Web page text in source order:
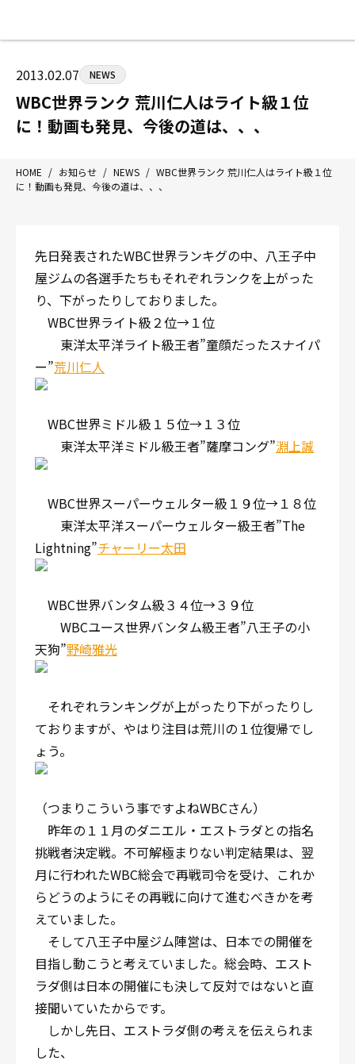
〒192-0072 東京都八王子市南町3-8 第2原嶋ビ
Tel/Fax：042-622-7222
営業時間：月〜土 14:00〜22:00 / 日・祝 14:00〜
HOME
ジムについて
トレーニング
アマ・スパー各大会・キッズ
入会案内
見学・1日体験
施設紹介
会員様の声
サポーター募集
2013.02.07 NEWS
WBC世界ランク 荒川仁人はライト級１位
に！動画も発見、今後の道は、、、
HOME / お知らせ / NEWS / WBC世界ランク 荒川仁人はライト級１位
に！動画も発見、今後の道は、、、
先日発表されたWBC世界ランキグの中、八王子中
屋ジムの各選手たちもそれぞれランクを上がった
り、下がったりしておりました。
WBC世界ライト級２位→１位
東洋太平洋ライト級王者”童顔だったスナイパ
ー”荒川仁人
WBC世界ミドル級１５位→１３位
東洋太平洋ミドル級王者”薩摩コング”淵上誠
WBC世界スーパーウェルター級１９位→１８位
東洋太平洋スーパーウェルター級王者”The
Lightning”チャーリー太田
WBC世界バンタム級３４位→３９位
WBCユース世界バンタム級王者”八王子の小
天狗”野崎雅光
それぞれランキングが上がったり下がったりし
ておりますが、やはり注目は荒川の１位復帰でし
ょう。
（つまりこういう事ですよねWBCさん）
昨年の１１月のダニエル・エストラダとの指名
挑戦者決定戦。不可解極まりない判定結果は、翌
月に行われたWBC総会で再戦司令を受け、これか
らどうのようにその再戦に向けて進むべきかを考
えていました。
そして八王子中屋ジム陣営は、日本での開催を
目指し動こうと考えていました。総会時、エスト
ラダ側は日本の開催にも決して反対ではないと直
接聞いていたからです。
しかし先日、エストラダ側の考えを伝えられま
した、